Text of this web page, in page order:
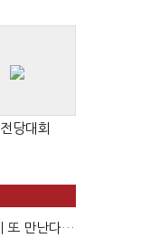
당대회
또 만난다…